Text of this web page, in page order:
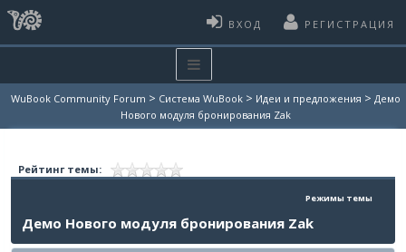
ВХОД РЕГИСТРАЦИЯ
WuBook Community Forum > Система WuBook > Идеи и предложения > Демо
Нового модуля бронирования Zak
Рейтинг темы:
Режимы темы
Демо Нового модуля бронирования Zak